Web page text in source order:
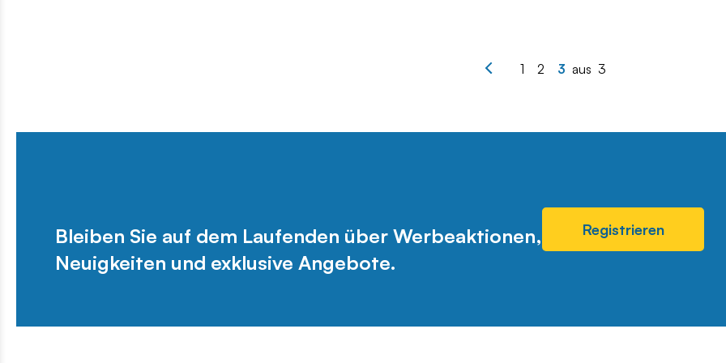
1 2 3 aus 3
Bleiben Sie auf dem Laufenden über Werbeaktionen,
Neuigkeiten und exklusive Angebote.
Registrieren